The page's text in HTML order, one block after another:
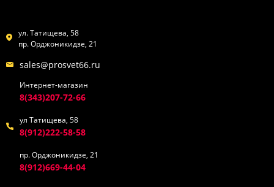
ул. Татищева, 58
пр. Орджоникидзе, 21
sales@prosvet66.ru
Интернет-магазин
8(343)207-72-66
ул Татищева, 58
8(912)222-58-58
пр. Орджоникидзе, 21
8(912)669-44-04